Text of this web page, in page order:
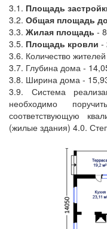
3.1. Площадь
3.2. Общая площадь
3.3. Жилая площадь -
3.5. Площадь кровли -
3.6. Количество
3.7. Глубина дома -
3.8. Ширина дома -
3.9. Система
необходимо
соответствующую
(жилые здания) 4.0.